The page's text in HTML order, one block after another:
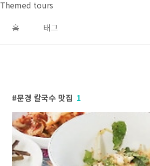
본문 바로가기
Themed tours
홈
태그
문경 칼국수 맛집 1